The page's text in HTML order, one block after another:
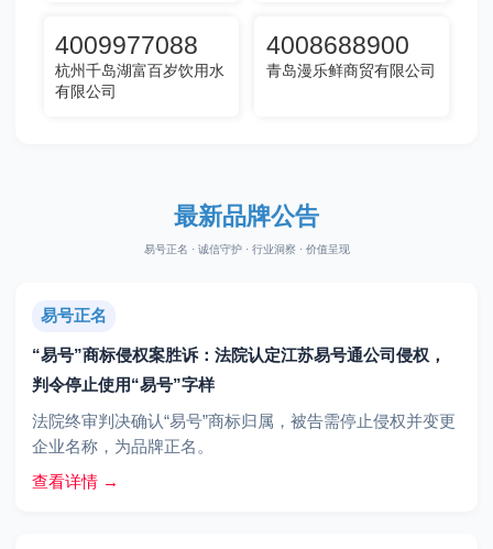
4009977088
杭州千岛湖富百岁饮用水
有限公司
4008688900
青岛漫乐鲜商贸有限公司
最新品牌公告
易号正名 · 诚信守护 · 行业洞察 · 价值呈现
易号正名
“易号”商标侵权案胜诉：法院认定江苏易号通公司侵权，
判令停止使用“易号”字样
法院终审判决确认“易号”商标归属，被告需停止侵权并变更
企业名称，为品牌正名。
查看详情 →